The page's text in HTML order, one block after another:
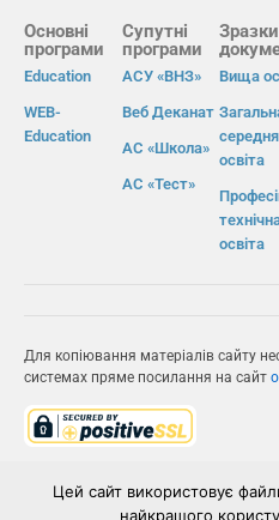
Основні
програми
Education
WEB-
Education
Супутні
програми
АСУ «ВНЗ»
Веб Деканат
АС «Школа»
АС «Тест»
Зразки
Вища
середня
освіта
освіта
Для копіювання матеріалів сайту
системах пряме посилання на сайт
Цей сайт використовує
найкращого